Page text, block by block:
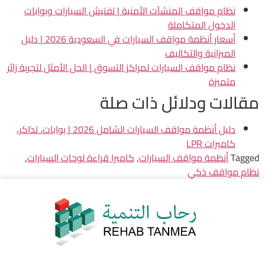
نظام مواقف المنشآت الأمنية | تفتيش السيارات وبوابات
الدخول المتكاملة
أسعار أنظمة مواقف السيارات في السعودية 2026 | دليل
الميزانية والتكاليف
نظام مواقف السيارات لمراكز التسوق | الحل الأمثل لتجربة زائر
متميزة
مقالات ودلائل ذات صلة
دليل أنظمة مواقف السيارات الشامل 2026 | بوابات، تذاكر،
كاميرات LPR
Taggedأنظمة مواقف السيارات,كاميرا قراءة لوحات السيارات,
نظام مواقف ذكي